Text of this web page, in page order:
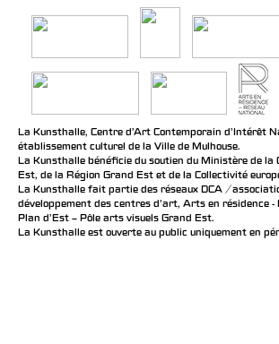
La Kunsthalle, Centre d’Art Contemporain d’Intérêt
établissement culturel de la Ville de Mulhouse.
La Kunsthalle bénéficie du soutien du Ministère de la
Est, de la Région Grand Est et de la Collectivité
La Kunsthalle fait partie des réseaux DCA /
développement des centres d'art, Arts en résidence -
Plan d’Est – Pôle arts visuels Grand Est.
La Kunsthalle est ouverte au public uniquement en